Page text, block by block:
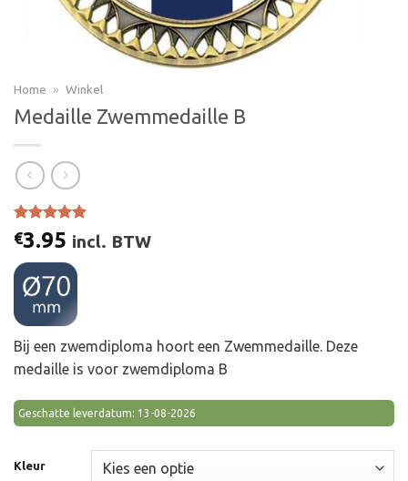
Home » Winkel
Medaille Zwemmedaille B
Gewaardeerd
5.00op 5
gebaseerd
op
2
klant
waarderingen
€3.95 incl. BTW
Bij een zwemdiploma hoort een Zwemmedaille. Deze
medaille is voor zwemdiploma B
Geschatte leverdatum: 13-08-2026
Kleur